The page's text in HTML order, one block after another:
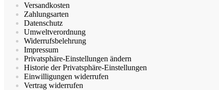
Versandkosten
Zahlungsarten
Datenschutz
Umweltverordnung
Widerrufsbelehrung
Impressum
Privatsphäre-Einstellungen ändern
Historie der Privatsphäre-Einstellungen
Einwilligungen widerrufen
Vertrag widerrufen